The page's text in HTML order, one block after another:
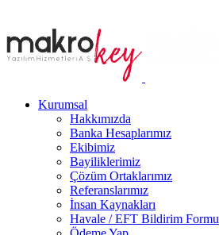
Kurumsal
Hakkımızda
Banka Hesaplarımız
Ekibimiz
Bayiliklerimiz
Çözüm Ortaklarımız
Referanslarımız
İnsan Kaynakları
Havale / EFT Bildirim Formu